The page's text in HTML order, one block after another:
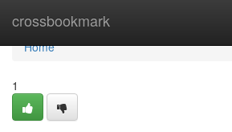
crossbookmark
Home
Home
1